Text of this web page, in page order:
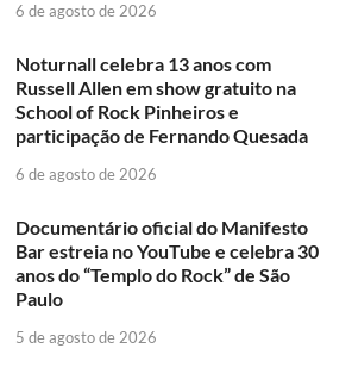
6 de agosto de 2026
Noturnall celebra 13 anos com
Russell Allen em show gratuito na
School of Rock Pinheiros e
participação de Fernando Quesada
6 de agosto de 2026
Documentário oficial do Manifesto
Bar estreia no YouTube e celebra 30
anos do “Templo do Rock” de São
Paulo
5 de agosto de 2026